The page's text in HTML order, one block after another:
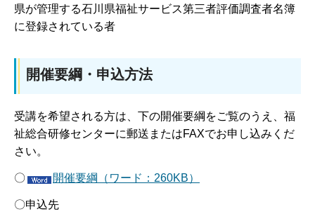
県が管理する石川県福祉サービス第三者評価調査者名簿
に登録されている者
開催要綱・申込方法
受講を希望される方は、下の開催要綱をご覧のうえ、福
祉総合研修センターに郵送またはFAXでお申し込みくだ
さい。
〇 開催要綱（ワード：260KB）
〇申込先